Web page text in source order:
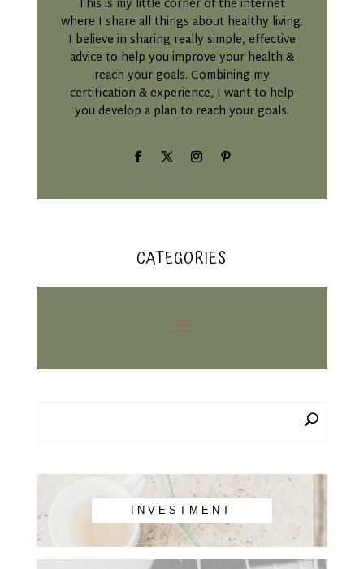
This is my little corner of the internet
where I share all things about healthy living.
I believe in sharing really simple, effective
advice to help you improve your health &
reach your goals. Combining my
certification & experience, I want to help
you develop a plan to reach your goals.
CATEGORIES
INVESTMENT